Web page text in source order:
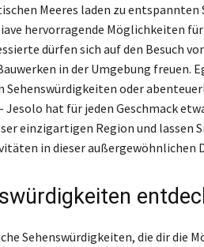
Meeres laden zu entspannten
hervorragende Möglichkeiten
dürfen sich auf den Besuch
in der Umgebung freuen.
Sehenswürdigkeiten oder
hat für jeden Geschmack
einzigartigen Region und lassen
in dieser außergewöhnlichen
Sehenswürdigkeiten, die dir die